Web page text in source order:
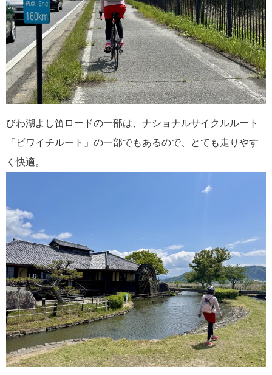
びわ湖よし笛ロードの一部は、ナショナルサイクルルート
「ビワイチルート」の一部でもあるので、とても走りやす
く快適。